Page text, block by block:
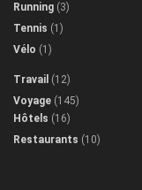
Running (3)
Tennis (1)
Vélo (1)
Travail (12)
Voyage (145)
Hôtels (16)
Restaurants (10)